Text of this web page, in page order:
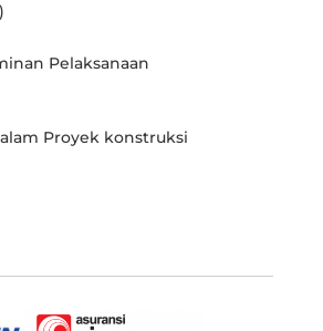
Pelaksanaan
Proyek konstruksi